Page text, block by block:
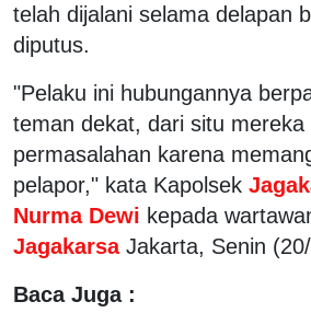
telah dijalani selama delapan
diputus.
"Pelaku ini hubungannya
teman dekat, dari situ mereka
permasalahan karena
pelapor," kata Kapolsek
Nurma Dewi kepada
Jagakarsa Jakarta, Senin
Baca Juga :